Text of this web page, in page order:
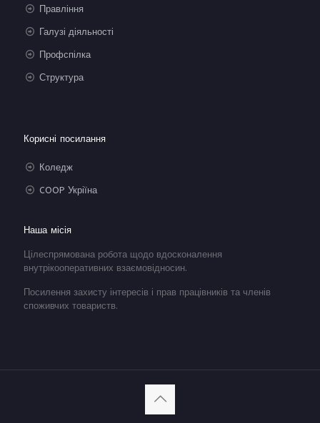
Правління
Галузі діяльності
Профспілка
Структура
Корисні посилання
Коледж
COOP Укріїна
Наша місія
Цілеспрямована робота щодо вдосконалення
внутрікооперативних взаємовідносин.
Посилення захисту інтересів і прав працівників та членів
споживчих товариств.